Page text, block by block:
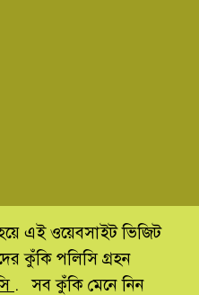
Info 2013-2022
Behostweb.com
এই ওয়েবসাইট ভিজিট
কুঁকি পলিসি গ্রহন
. সব কুঁকি মেনে নিন